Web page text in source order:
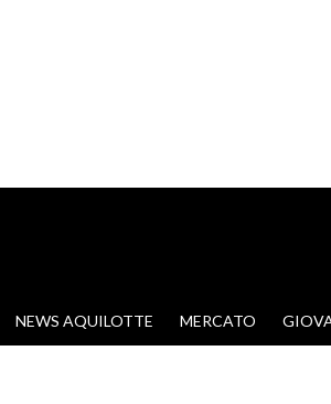
VAI AL CONTENUTO
NEWS AQUILOTTE MERCATO